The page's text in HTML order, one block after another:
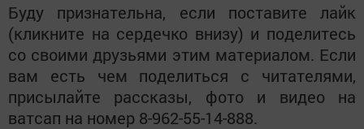
Буду признательна, если поставите лайк
(кликните на сердечко внизу) и поделитесь
со своими друзьями этим материалом. Если
вам есть чем поделиться с читателями,
присылайте рассказы, фото и видео на
ватсап на номер 8-962-55-14-888.